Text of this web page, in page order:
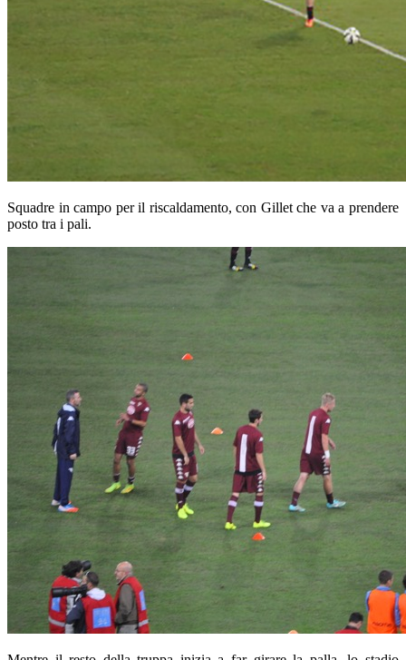
Squadre in campo per il riscaldamento, con Gillet che va a prendere
posto tra i pali.